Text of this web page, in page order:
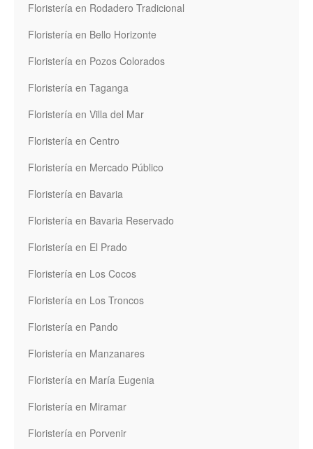
Floristería en Rodadero Tradicional
Floristería en Bello Horizonte
Floristería en Pozos Colorados
Floristería en Taganga
Floristería en Villa del Mar
Floristería en Centro
Floristería en Mercado Público
Floristería en Bavaria
Floristería en Bavaria Reservado
Floristería en El Prado
Floristería en Los Cocos
Floristería en Los Troncos
Floristería en Pando
Floristería en Manzanares
Floristería en María Eugenia
Floristería en Miramar
Floristería en Porvenir